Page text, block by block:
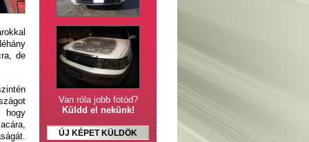
de
hogy
Van róla jobb fotód?
Küldd el nekünk!
ÚJ KÉPET KÜLDÖK